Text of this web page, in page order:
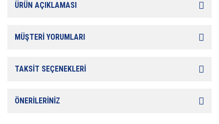
ÜRÜN AÇIKLAMASI
MÜŞTERİ YORUMLARI
TAKSİT SEÇENEKLERİ
ÖNERİLERİNİZ